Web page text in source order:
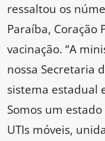
ressaltou os
Paraíba, Coração
vacinação. “A
nossa Secretaria
sistema estadual
Somos um
UTIs móveis,